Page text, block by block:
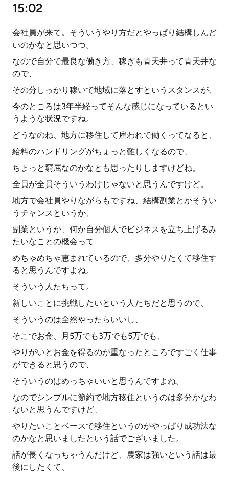
15:02
会社員が来て。そういうやり方だとやっぱり結構しんど
いのかなと思いつつ。
なので自分で最良な働き方、稼ぎも青天井って青天井な
ので、
その分しっかり稼いで地域に落とすというスタンスが、
今のところは3年半経ってそんな感じになっているとい
うような状況ですね。
どうなのね、地方に移住して雇われで働くってなると、
給料のハンドリングがちょっと難しくなるので、
ちょっと窮屈なのかなとも思ったりしますけどね。
全員が全員そういうわけじゃないと思うんですけど。
地方で会社員やりながらもですね、結構副業とかそうい
うチャンスというか、
副業というか、何か自分個人でビジネスを立ち上げるみ
たいなことの機会って
めちゃめちゃ恵まれているので、多分やりたくて移住す
ると思うんですよね。
そういう人たちって。
新しいことに挑戦したいという人たちだと思うので、
そういうのは全然やったらいいし、
そこでお金、月5万でも3万でも5万でも、
やりがいとお金を得るのが重なったところですごく仕事
ができると思うので、
そういうのはめっちゃいいと思うんですよね。
なのでシンプルに節約で地方移住というのは多分かなわ
ないと思うんですけど、
やりたいことベースで移住というのがやっぱり成功法な
のかなと思いましたという話でございました。
話が長くなっちゃうんだけど、農家は強いという話は最
後にしたくて、